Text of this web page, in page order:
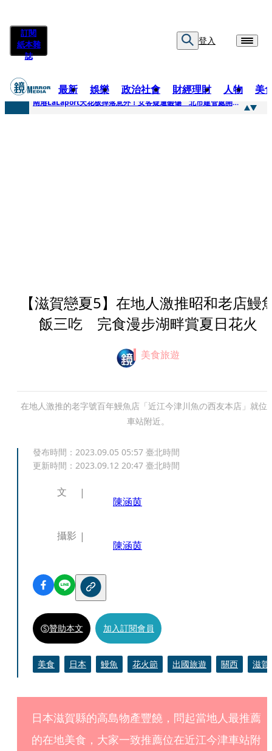
訂閱
紙本雜
誌
登入
最新 娛樂 政治社會 財經理財 人物 美
快訊
南港LaLaport天花板掉落意外！女客疑遭砸傷 北市建管處開罰30萬
【滋賀戀夏5】在地人激推昭和老店鰻
飯三吃 完食漫步湖畔賞夏日花火
美食旅遊
在地人激推的老字號百年鰻魚店「近江今津川魚の西友本店」就位
車站附近。
發布時間： 2023.09.05 05:57 臺北時間
更新時間： 2023.09.12 20:47 臺北時間
文
陳涵茵
攝影
陳涵茵
贊助本文 加入訂閱會員
美食 日本 鰻魚 花火節 出國旅遊 關西 滋賀
日本滋賀縣的高島物產豐饒，問起當地人最推薦
的在地美食，大家一致推薦位在近江今津車站附